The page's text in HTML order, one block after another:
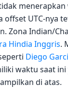
offset UTC-nya
Zona Indian/
Hindia Inggris.
Diego
waktu saat ini
di atas.